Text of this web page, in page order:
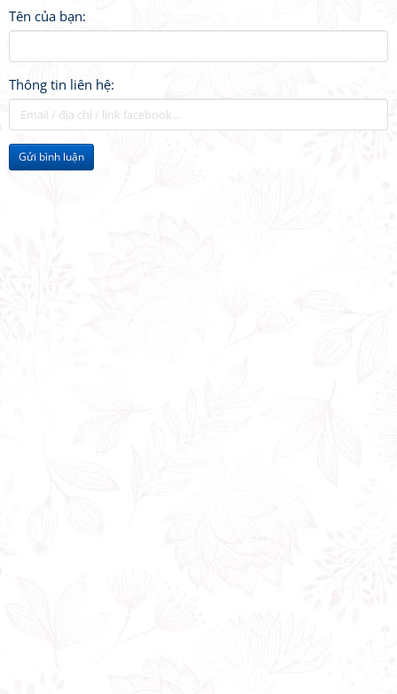
Tên của bạn:
Thông tin liên hệ:
Gửi bình luận